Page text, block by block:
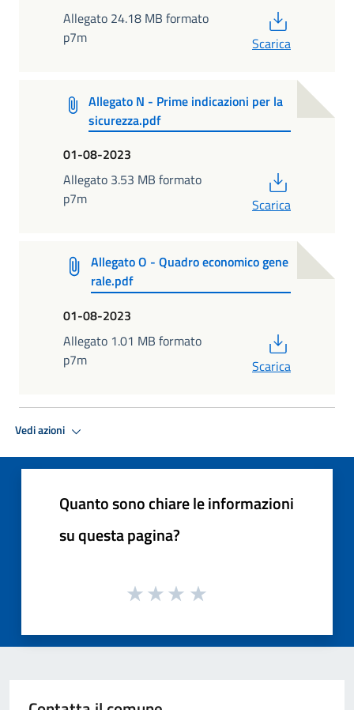
Allegato 24.18 MB formato
p7m
Scarica
Allegato N - Prime indicazioni per la
sicurezza.pdf
01-08-2023
Allegato 3.53 MB formato
p7m
Scarica
Allegato O - Quadro economico gene
rale.pdf
01-08-2023
Allegato 1.01 MB formato
p7m
Scarica
Vedi azioni
Quanto sono chiare le informazioni
su questa pagina?